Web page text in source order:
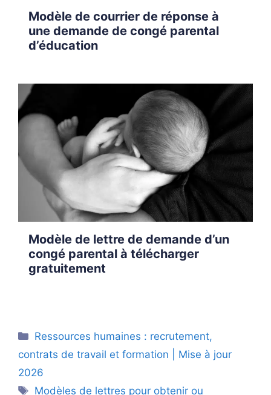
Modèle de courrier de réponse à
une demande de congé parental
d’éducation
Modèle de lettre de demande d’un
congé parental à télécharger
gratuitement
Catégories
Ressources humaines : recrutement,
contrats de travail et formation | Mise à jour
2026
Étiquettes
Modèles de lettres pour obtenir ou